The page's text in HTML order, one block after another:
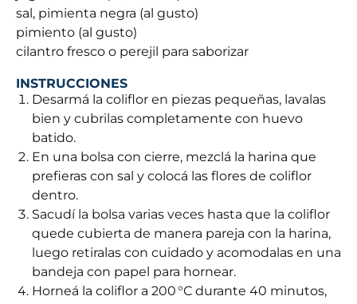
sal, pimienta negra (al gusto)
pimiento (al gusto)
cilantro fresco o perejil para saborizar
INSTRUCCIONES
Desarmá la coliflor en piezas pequeñas, lavalas
bien y cubrilas completamente con huevo
batido.
En una bolsa con cierre, mezclá la harina que
prefieras con sal y colocá las flores de coliflor
dentro.
Sacudí la bolsa varias veces hasta que la coliflor
quede cubierta de manera pareja con la harina,
luego retiralas con cuidado y acomodalas en una
bandeja con papel para hornear.
Horneá la coliflor a 200 °C durante 40 minutos,